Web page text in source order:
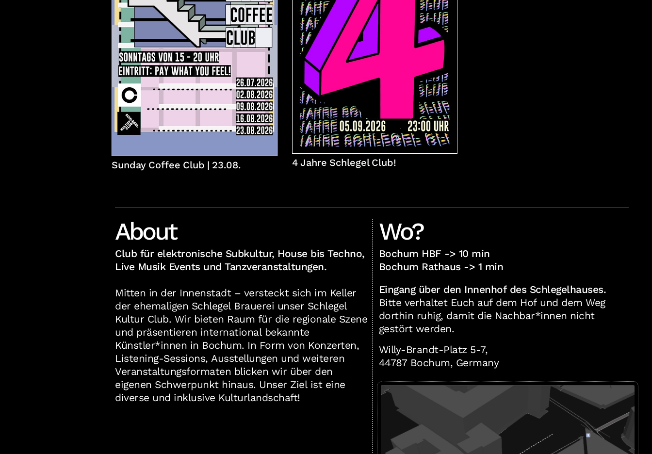
Sunday Coffee Club | 23.08. 4 Jahre Schlegel Club!
About
Club für elektronische Subkultur, House bis Techno,
Live Musik Events und Tanzveranstaltungen.
Mitten in der Innenstadt – versteckt sich im Keller
der ehemaligen Schlegel Brauerei unser Schlegel
Kultur Club. Wir bieten Raum für die regionale Szene
und präsentieren international bekannte
Künstler*innen in Bochum. In Form von Konzerten,
Listening-Sessions, Ausstellungen und weiteren
Veranstaltungsformaten blicken wir über den
eigenen Schwerpunkt hinaus. Unser Ziel ist eine
diverse und inklusive Kulturlandschaft!
Wo?
Bochum HBF -> 10 min
Bochum Rathaus -> 1 min
Eingang über den Innenhof des Schlegelhauses.
Bitte verhaltet Euch auf dem Hof und dem Weg
dorthin ruhig, damit die Nachbar*innen nicht
gestört werden.
Willy-Brandt-Platz 5-7,
44787 Bochum, Germany